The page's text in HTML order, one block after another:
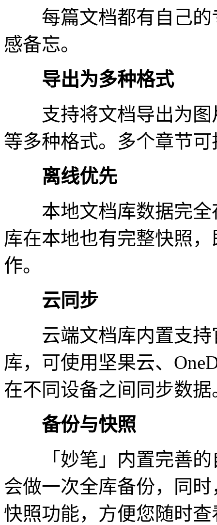
每篇文档都有自己的
感备忘。
导出为多种格式
支持将文档导出为图
等多种格式。多个章节
离线优先
本地文档库数据完全
库在本地也有完整快照
作。
云同步
云端文档库内置支持
库，可使用坚果云、
在不同设备之间同步数据
备份与快照
「妙笔」内置完善的
会做一次全库备份，同
快照功能，方便您随时